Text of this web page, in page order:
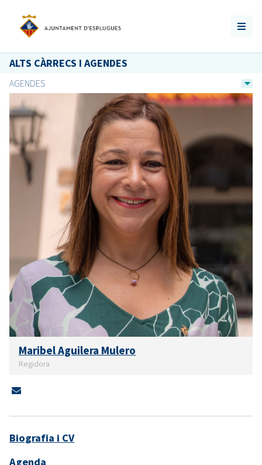
ALTS CÀRRECS I AGENDES
AGENDES
Maribel Aguilera Mulero
Regidora
Biografia i CV
Agenda